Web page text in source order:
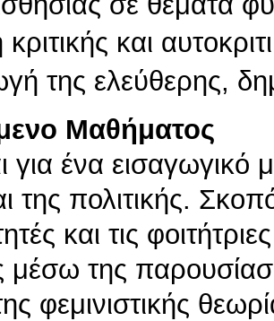
και
της ελεύθερης,
Μαθήματος
για ένα
της πολιτικής.
και τις
μέσω της
φεμινιστικής